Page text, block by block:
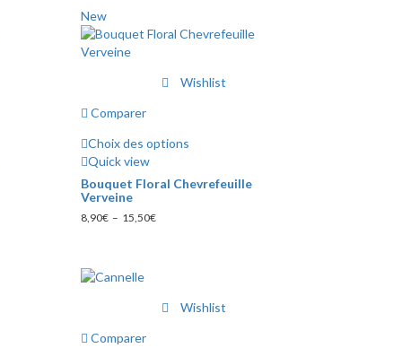
options
peuvent
être
page
du
produit
New
Wishlist
Comparer
Choix des options
Ce
produit
a
plusieurs
options
peuvent
sur
Quick view
Bouquet Floral Chevrefeuille
Verveine
8,90€ – 15,50€Plage
Wishlist
Comparer